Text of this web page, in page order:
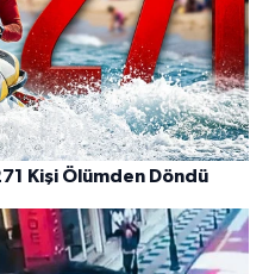
Kişi Ölümden Döndü